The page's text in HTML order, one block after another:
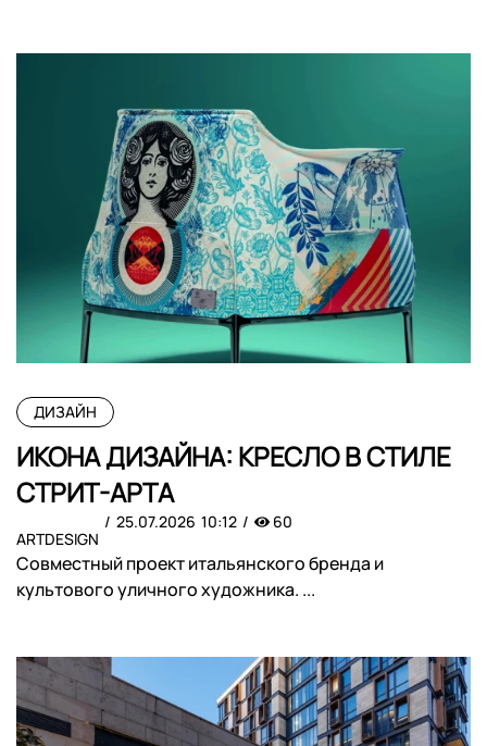
ДИЗАЙН
ИКОНА ДИЗАЙНА: КРЕСЛО В СТИЛЕ
СТРИТ-АРТА
ARTDESIGN
25.07.2026 10:12 60
Совместный проект итальянского бренда и
культового уличного художника. ...